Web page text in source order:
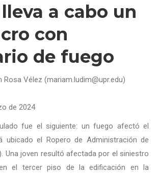
a cabo un
con
de fuego
Rosa Vélez (mariam.ludim@upr.edu)
de 2024
fue el siguiente: un fuego afectó el
ubicado el Ropero de Administración de
Una joven resultó afectada por el siniestro
el tercer piso de la edificación en la